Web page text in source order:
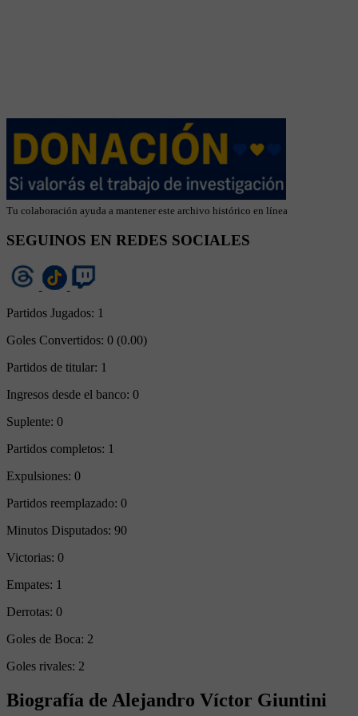
Tu colaboración ayuda a mantener este archivo histórico en línea
SEGUINOS EN REDES SOCIALES
Partidos Jugados: 1
Goles Convertidos: 0 (0.00)
Partidos de titular: 1
Ingresos desde el banco: 0
Suplente: 0
Partidos completos: 1
Expulsiones: 0
Partidos reemplazado: 0
Minutos Disputados: 90
Victorias: 0
Empates: 1
Derrotas: 0
Goles de Boca: 2
Goles rivales: 2
Biografía de Alejandro Víctor Giuntini